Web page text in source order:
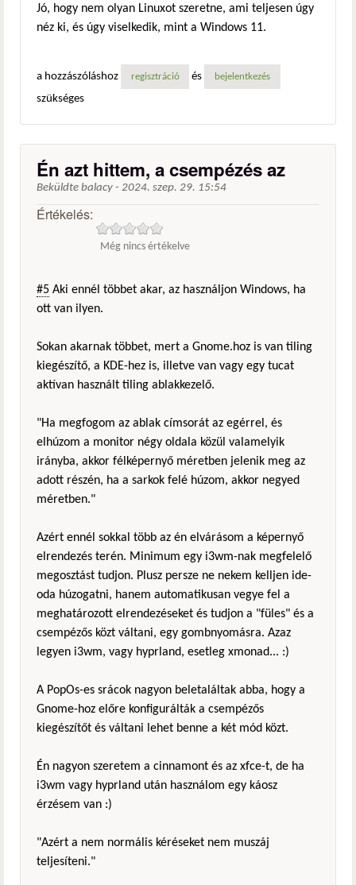
Jó, hogy nem olyan Linuxot szeretne, ami teljesen úgy
néz ki, és úgy viselkedik, mint a Windows 11.
a hozzászóláshoz regisztráció és bejelentkezés
szükséges
Én azt hittem, a csempézés az
Beküldte balacy - 2024. szep. 29. 15:54
Értékelés:
Még nincs értékelve
#5 Aki ennél többet akar, az használjon Windows, ha
ott van ilyen.
Sokan akarnak többet, mert a Gnome.hoz is van tiling
kiegészítő, a KDE-hez is, illetve van vagy egy tucat
aktívan használt tiling ablakkezelő.
"Ha megfogom az ablak címsorát az egérrel, és
elhúzom a monitor négy oldala közül valamelyik
irányba, akkor félképernyő méretben jelenik meg az
adott részén, ha a sarkok felé húzom, akkor negyed
méretben."
Azért ennél sokkal több az én elvárásom a képernyő
elrendezés terén. Minimum egy i3wm-nak megfelelő
megosztást tudjon. Plusz persze ne nekem kelljen ide-
oda húzogatni, hanem automatikusan vegye fel a
meghatározott elrendezéseket és tudjon a "füles" és a
csempézős közt váltani, egy gombnyomásra. Azaz
legyen i3wm, vagy hyprland, esetleg xmonad... :)
A PopOs-es srácok nagyon beletaláltak abba, hogy a
Gnome-hoz előre konfigurálták a csempézős
kiegészítőt és váltani lehet benne a két mód közt.
Én nagyon szeretem a cinnamont és az xfce-t, de ha
i3wm vagy hyprland után használom egy káosz
érzésem van :)
"Azért a nem normális kéréseket nem muszáj
teljesíteni."